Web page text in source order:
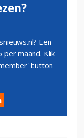
Een
per maand. Klik
button